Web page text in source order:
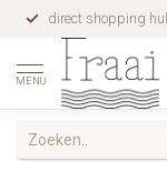
direct shopping
MENU